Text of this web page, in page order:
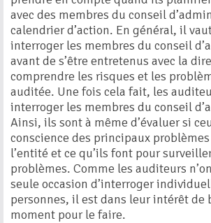
avec des membres du conseil
calendrier d’action. En général, il
interroger les membres du conseil
avant de s’être entretenus avec la
comprendre les risques et les
auditée. Une fois cela fait, les
interroger les membres du conseil
Ainsi, ils sont à même d’évaluer si
conscience des principaux
l’entité et ce qu’ils font pour
problèmes. Comme les auditeurs
seule occasion d’interroger
personnes, il est dans leur intérêt de
moment pour le faire.